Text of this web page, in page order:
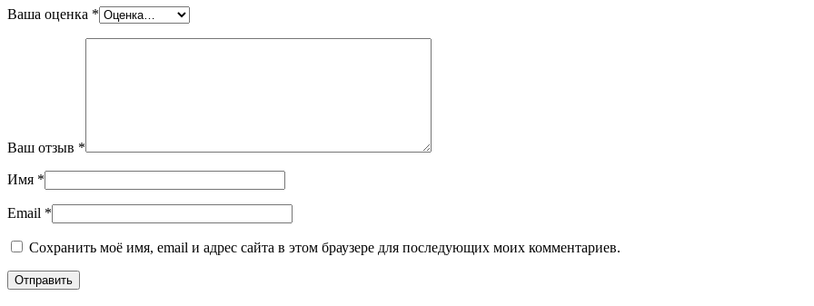
Ваша оценка *
Ваш отзыв *
Имя *
Email *
Сохранить моё имя, email и адрес сайта в этом браузере для последующих моих комментариев.